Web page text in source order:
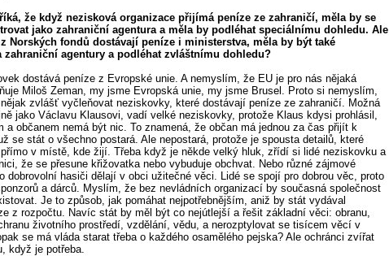
že když nezisková organizace přijímá peníze ze zahraničí, měla by se
jako zahraniční agentura a měla by podléhat speciálnímu dohledu. Ale
Norských fondů dostávají peníze i ministerstva, měla by být také
zahraniční agentury a podléhat zvláštnímu dohledu?
dostává peníze z Evropské unie. A nemyslím, že EU je pro nás nějaká
Miloš Zeman, my jsme Evropská unie, my jsme Brusel. Proto si nemyslím,
zvlášť vyčleňovat neziskovky, které dostávají peníze ze zahraničí. Možná
jako Václavu Klausovi, vadí velké neziskovky, protože Klaus kdysi prohlásil,
a občanem nemá být nic. To znamená, že občan má jednou za čas přijít k
se stát o všechno postará. Ale nepostará, protože je spousta detailů, které
v místě, kde žijí. Třeba když je někde velký hluk, zřídí si lidé neziskovku a
že se přesune křižovatka nebo vybuduje obchvat. Nebo různé zájmové
dobrovolní hasiči dělají v obci užitečné věci. Lidé se spojí pro dobrou věc, proto
a dárců. Myslím, že bez nevládních organizací by současná společnost
Je to způsob, jak pomáhat nejpotřebnějším, aniž by stát vydával
z rozpočtu. Navíc stát by měl být co nejútlejší a řešit základní věci: obranu,
životního prostředí, vzdělání, vědu, a nerozptylovat se tisícem věcí v
se má vláda starat třeba o každého osamělého pejska? Ale ochránci zvířat
když je potřeba.